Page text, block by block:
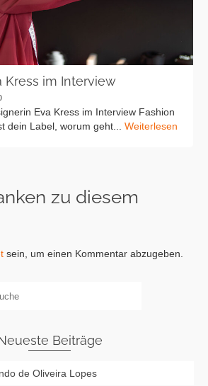
Kress im Interview
Eva Kress im Interview Fashion
dein Label, worum geht... Weiterlesen
zu diesem
sein, um einen Kommentar abzugeben.
Beiträge
de Oliveira Lopes